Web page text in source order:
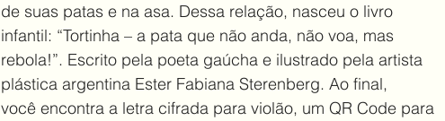
de suas patas e na asa. Dessa relação, nasceu o livro
infantil: “Tortinha – a pata que não anda, não voa, mas
rebola!”. Escrito pela poeta gaúcha e ilustrado pela artista
plástica argentina Ester Fabiana Sterenberg. Ao final,
você encontra a letra cifrada para violão, um QR Code para